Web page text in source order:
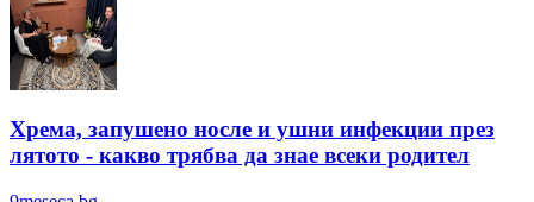
Хрема, запушено носле и ушни инфекции през
лятотo - какво трябва да знае всеки родител